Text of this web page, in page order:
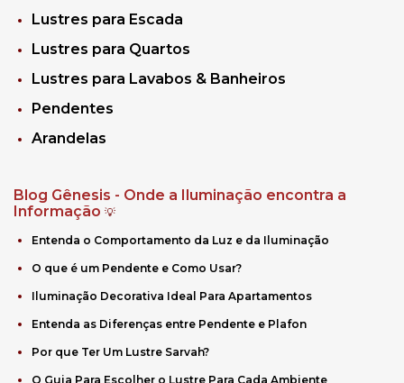
Lustres para Escada
Lustres para Quartos
Lustres para Lavabos & Banheiros
Pendentes
Arandelas
Blog Gênesis - Onde a Iluminação encontra a
Informação 💡
Entenda o Comportamento da Luz e da Iluminação
O que é um Pendente e Como Usar?
Iluminação Decorativa Ideal Para Apartamentos
Entenda as Diferenças entre Pendente e Plafon
Por que Ter Um Lustre Sarvah?
O Guia Para Escolher o Lustre Para Cada Ambiente